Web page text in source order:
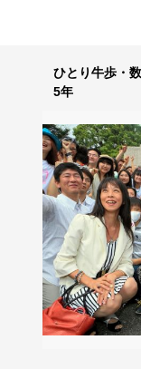
ひとり牛歩・
5年